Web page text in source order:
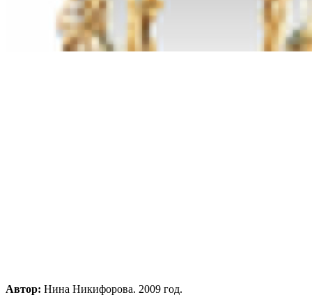
Автор: Нина Никифорова. 2009 год.